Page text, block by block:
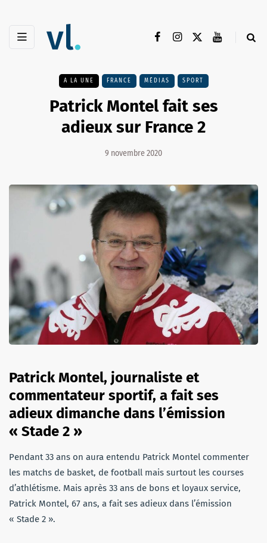
A LA UNE FRANCE MÉDIAS SPORT
Patrick Montel fait ses
adieux sur France 2
9 novembre 2020
Patrick Montel, journaliste et
commentateur sportif, a fait ses
adieux dimanche dans l’émission
« Stade 2 »
Pendant 33 ans on aura entendu Patrick Montel commenter
les matchs de basket, de football mais surtout les courses
d’athlétisme. Mais après 33 ans de bons et loyaux service,
Patrick Montel, 67 ans, a fait ses adieux dans l’émission
« Stade 2 ».